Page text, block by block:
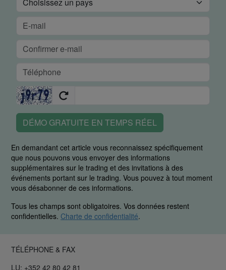
DÉMO GRATUITE EN TEMPS RÉEL
En demandant cet article vous reconnaissez spécifiquement
que nous pouvons vous envoyer des informations
supplémentaires sur le trading et des invitations à des
événements portant sur le trading. Vous pouvez à tout moment
vous désabonner de ces informations.
Tous les champs sont obligatoires. Vos données restent
confidentielles. Charte de confidentialité.
TÉLÉPHONE & FAX
LU: +352 42 80 42 81